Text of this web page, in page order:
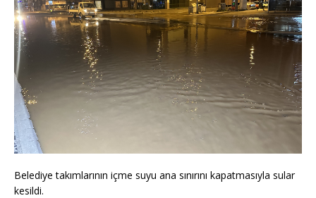
Belediye takımlarının içme suyu ana sınırını kapatmasıyla sular
kesildi.